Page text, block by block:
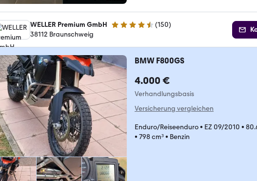
WELLER Premium GmbH 4.5 Sterne (150)
38112 Braunschweig
BMW F800GS
4.000 €
Verhandlungsbasis
Versicherung vergleichen
Enduro/Reiseenduro• EZ 09/2010 •
• 798 cm³• Benzin